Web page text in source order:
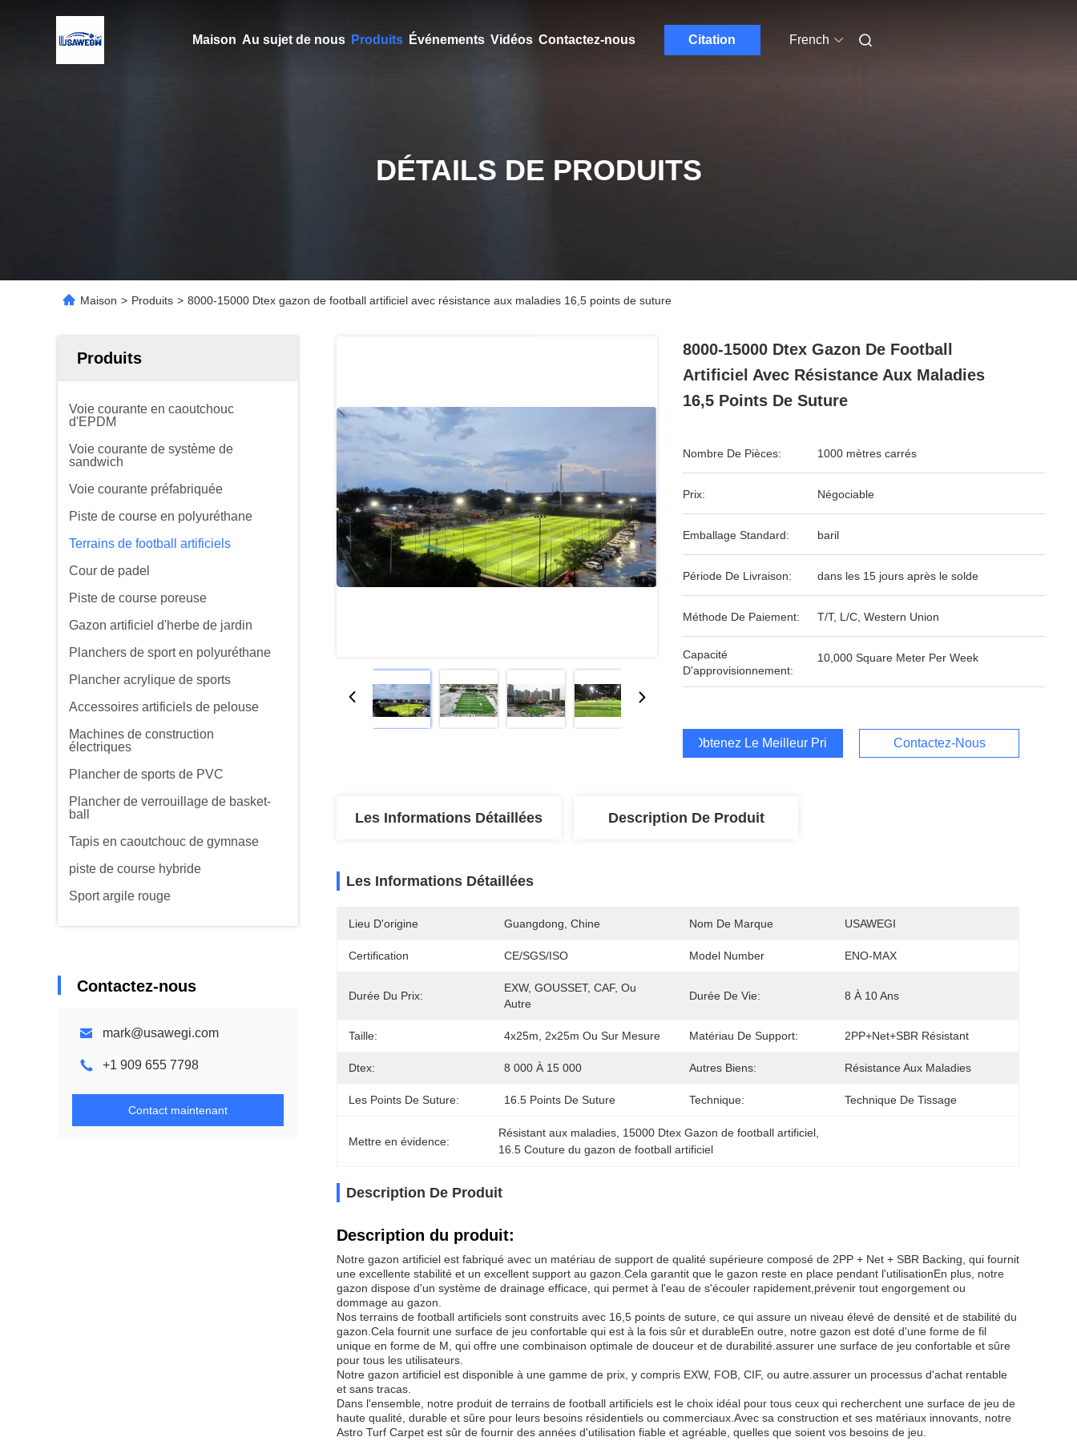
Maison Au sujet de nous Produits Événements Vidéos Contactez-nous Citation French
DÉTAILS DE PRODUITS
Maison > Produits > 8000-15000 Dtex gazon de football artificiel avec résistance aux maladies 16,5 points de suture
Produits
Voie courante en caoutchouc
d'EPDM
Voie courante de système de
sandwich
Voie courante préfabriquée
Piste de course en polyuréthane
Terrains de football artificiels
Cour de padel
Piste de course poreuse
Gazon artificiel d'herbe de jardin
Planchers de sport en polyuréthane
Plancher acrylique de sports
Accessoires artificiels de pelouse
Machines de construction
électriques
Plancher de sports de PVC
Plancher de verrouillage de basket-
ball
Tapis en caoutchouc de gymnase
piste de course hybride
Sport argile rouge
Contactez-nous
mark@usawegi.com
+1 909 655 7798
Contact maintenant
8000-15000 Dtex Gazon De Football
Artificiel Avec Résistance Aux Maladies
16,5 Points De Suture
Nombre De Pièces: 1000 mètres carrés
Prix: Négociable
Emballage Standard: baril
Période De Livraison: dans les 15 jours après le solde
Méthode De Paiement: T/T, L/C, Western Union
Capacité
D'approvisionnement:
10,000 Square Meter Per Week
Obtenez Le Meilleur Prix Contactez-Nous
Les Informations Détaillées Description De Produit
Les Informations Détaillées
Lieu D'origine Guangdong, Chine Nom De Marque USAWEGI
Certification CE/SGS/ISO Model Number ENO-MAX
Durée Du Prix:
EXW, GOUSSET, CAF, Ou
Autre
Durée De Vie: 8 À 10 Ans
Taille: 4x25m, 2x25m Ou Sur Mesure Matériau De Support: 2PP+Net+SBR Résistant
Dtex: 8 000 À 15 000 Autres Biens: Résistance Aux Maladies
Les Points De Suture: 16.5 Points De Suture Technique: Technique De Tissage
Mettre en évidence:
Résistant aux maladies 15000 Dtex Gazon de football artificiel
16.5 Couture du gazon de football artificiel
Description De Produit
Description du produit:
Notre gazon artificiel est fabriqué avec un matériau de support de qualité supérieure composé de 2PP + Net + SBR Backing, qui fournit
une excellente stabilité et un excellent support au gazon.Cela garantit que le gazon reste en place pendant l'utilisationEn plus, notre
gazon dispose d'un système de drainage efficace, qui permet à l'eau de s'écouler rapidement,prévenir tout engorgement ou
dommage au gazon.
Nos terrains de football artificiels sont construits avec 16,5 points de suture, ce qui assure un niveau élevé de densité et de stabilité du
gazon.Cela fournit une surface de jeu confortable qui est à la fois sûr et durableEn outre, notre gazon est doté d'une forme de fil
unique en forme de M, qui offre une combinaison optimale de douceur et de durabilité.assurer une surface de jeu confortable et sûre
pour tous les utilisateurs.
Notre gazon artificiel est disponible à une gamme de prix, y compris EXW, FOB, CIF, ou autre.assurer un processus d'achat rentable
et sans tracas.
Dans l'ensemble, notre produit de terrains de football artificiels est le choix idéal pour tous ceux qui recherchent une surface de jeu de
haute qualité, durable et sûre pour leurs besoins résidentiels ou commerciaux.Avec sa construction et ses matériaux innovants, notre
Astro Turf Carpet est sûr de fournir des années d'utilisation fiable et agréable, quelles que soient vos besoins de jeu.